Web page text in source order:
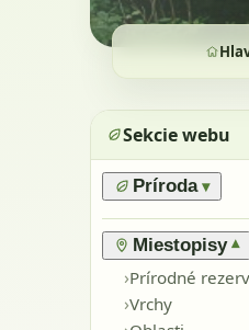
Sekcie webu
Príroda ▾
›Prírodné
› Lesy
›Horské lúky
›Flóra
›Výnimočné
Miestopisy ▾
›Prírodné
›Vrchy